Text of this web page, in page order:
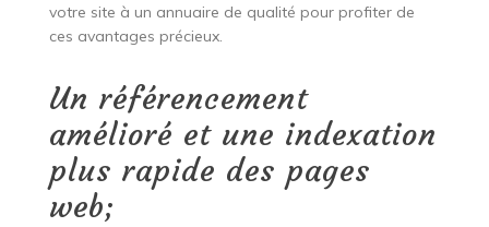
votre site à un annuaire de qualité pour profiter de
ces avantages précieux.
Un référencement
amélioré et une indexation
plus rapide des pages
web;